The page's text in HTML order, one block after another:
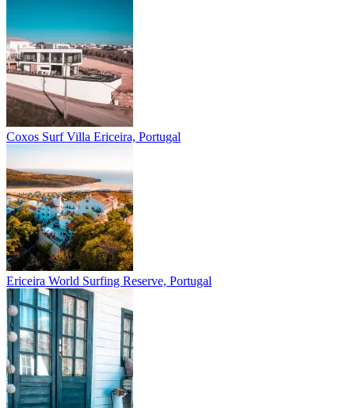
Coxos Surf Villa Ericeira, Portugal
Ericeira World Surfing Reserve, Portugal